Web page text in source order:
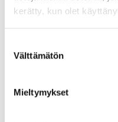
kerätty, kun olet
valinta
Välttämätön
Mieltymykset
pesualtaat,
Jotta osaamme varata
mukavaa, jos voit
Kutsu myös kollegasi